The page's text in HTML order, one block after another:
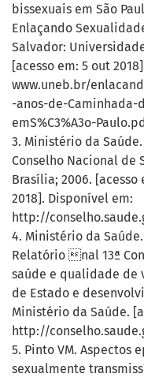
bissexuais em São
Enlaçando
Salvador:
[acesso em: 5 out
www.uneb.br/
-anos-de-Caminhada-
emS%C3%A3o-
3. Ministério da
Conselho Nacional de
Brasília; 2006. [acesso
2018]. Disponível em:
http://
4. Ministério da
Relatório nal 13ª
saúde e qualidade de
de Estado e
Ministério da Saúde.
http://
5. Pinto VM. Aspectos
sexualmente